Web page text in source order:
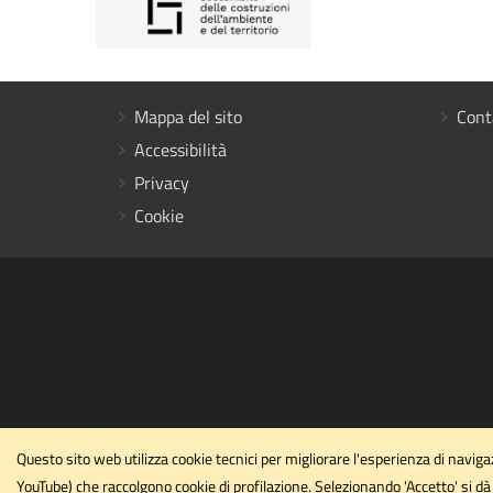
Mappa del sito
Accessibilità
Privacy
Cookie
Questo sito web utilizza cookie tecnici per migliorare l'esperienza di
YouTube) che raccolgono cookie di profilazione. Selezionando 'Accetto'